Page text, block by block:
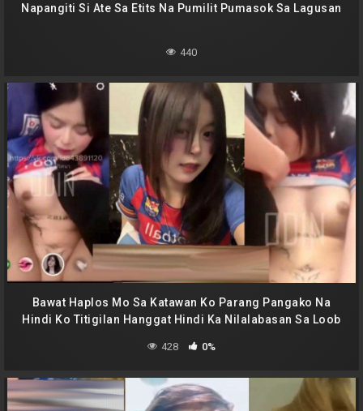
Napangiti Si Ate Sa Etits Na Pumilit Pumasok Sa Lagusan
440
Bawat Haplos Mo Sa Katawan Ko Parang Pangako Na
Hindi Ko Titigilan Hanggat Hindi Ka Nilalabasan Sa Loob
428 0%